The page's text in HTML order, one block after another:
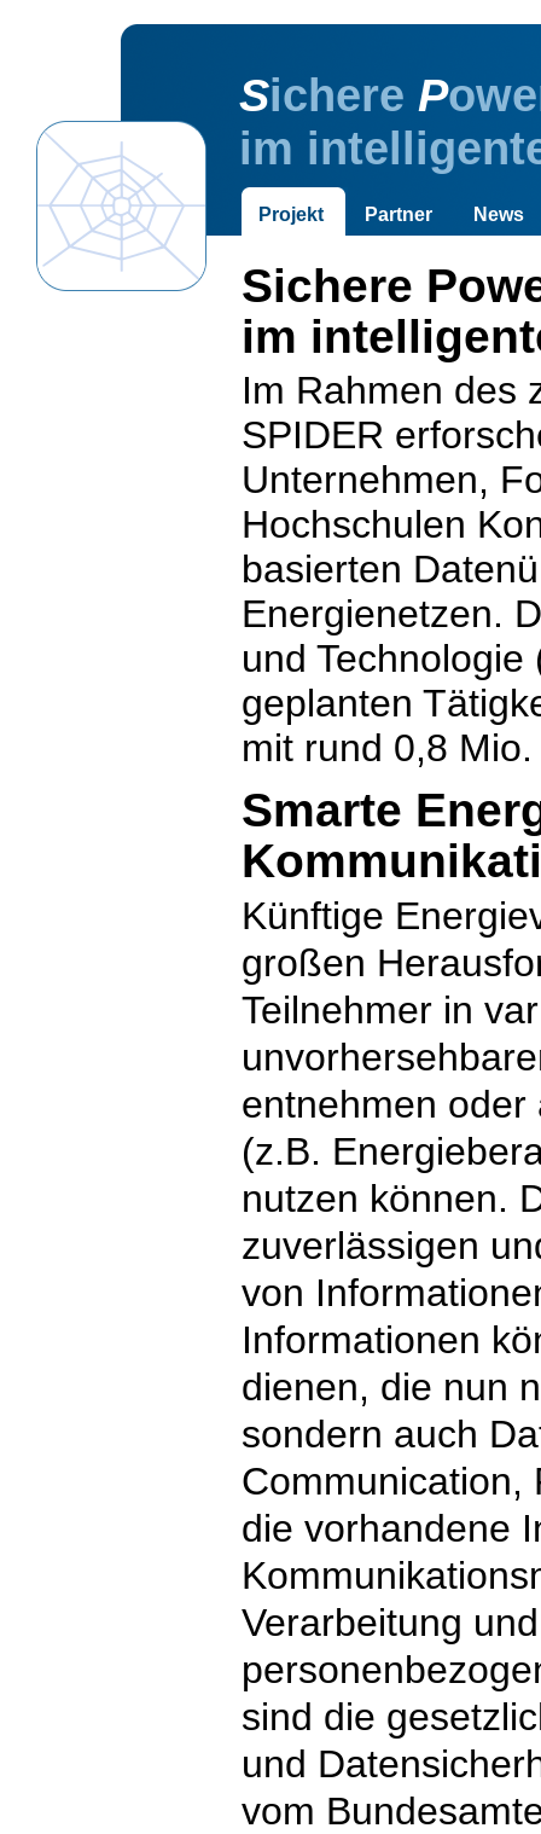
Sichere P
im
Projekt Partner News
Sichere
im
Im Rahmen des
SPIDER
Unternehmen,
Hochschulen
basierten
Energienetzen.
und
geplanten
mit rund 0,8
Smarte
Künftige
großen
Teilnehmer in
entnehmen oder
(z.B.
nutzen können.
zuverlässigen
von
Informationen
dienen, die nun
sondern auch
Communication,
die vorhandene
Verarbeitung
sind die
und
vom